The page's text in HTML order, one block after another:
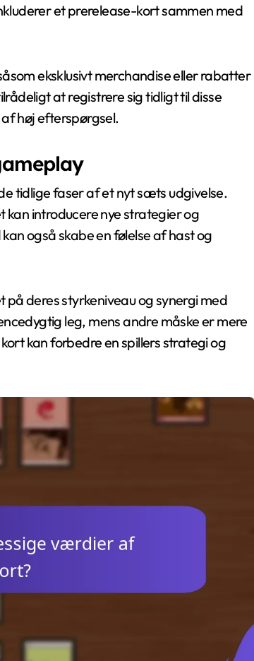
et prerelease-kort sammen med
eksklusivt merchandise eller rabatter
at registrere sig tidligt til disse
høj efterspørgsel.
tidlige faser af et nyt sæts udgivelse.
kan introducere nye strategier og
også skabe en følelse af hast og
deres styrkeniveau og synergi med
leg, mens andre måske er mere
kan forbedre en spillers strategi og